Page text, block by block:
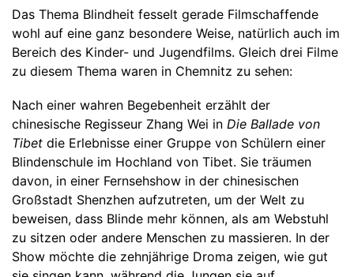
Das Thema Blindheit fesselt gerade Filmschaffende
wohl auf eine ganz besondere Weise, natürlich auch im
Bereich des Kinder- und Jugendfilms. Gleich drei Filme
zu diesem Thema waren in Chemnitz zu sehen:
Nach einer wahren Begebenheit erzählt der
chinesische Regisseur Zhang Wei in Die Ballade von
Tibet die Erlebnisse einer Gruppe von Schülern einer
Blindenschule im Hochland von Tibet. Sie träumen
davon, in einer Fernsehshow in der chinesischen
Großstadt Shenzhen aufzutreten, um der Welt zu
beweisen, dass Blinde mehr können, als am Webstuhl
zu sitzen oder andere Menschen zu massieren. In der
Show möchte die zehnjährige Droma zeigen, wie gut